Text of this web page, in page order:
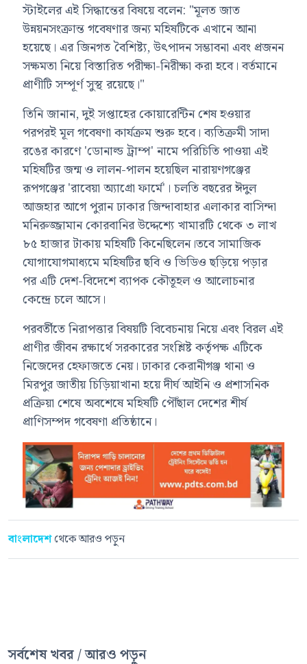
স্টাইলের এই সিদ্ধান্তের বিষয়ে বলেন: "মূলত জাত
উন্নয়নসংক্রান্ত গবেষণার জন্য মহিষটিকে এখানে আনা
হয়েছে। এর জিনগত বৈশিষ্ট্য, উৎপাদন সম্ভাবনা এবং প্রজনন
সক্ষমতা নিয়ে বিস্তারিত পরীক্ষা-নিরীক্ষা করা হবে। বর্তমানে
প্রাণীটি সম্পূর্ণ সুস্থ রয়েছে।"
তিনি জানান, দুই সপ্তাহের কোয়ারেন্টিন শেষ হওয়ার
পরপরই মূল গবেষণা কার্যক্রম শুরু হবে। ব্যতিক্রমী সাদা
রঙের কারণে 'ডোনাল্ড ট্রাম্প' নামে পরিচিতি পাওয়া এই
মহিষটির জন্ম ও লালন-পালন হয়েছিল নারায়ণগঞ্জের
রূপগঞ্জের 'রাবেয়া অ্যাগ্রো ফার্মে'। চলতি বছরের ঈদুল
আজহার আগে পুরান ঢাকার জিন্দাবাহার এলাকার বাসিন্দা
মনিরুজ্জামান কোরবানির উদ্দেশ্যে খামারটি থেকে ৩ লাখ
৮৫ হাজার টাকায় মহিষটি কিনেছিলেন।তবে সামাজিক
যোগাযোগমাধ্যমে মহিষটির ছবি ও ভিডিও ছড়িয়ে পড়ার
পর এটি দেশ-বিদেশে ব্যাপক কৌতূহল ও আলোচনার
কেন্দ্রে চলে আসে।
পরবর্তীতে নিরাপত্তার বিষয়টি বিবেচনায় নিয়ে এবং বিরল এই
প্রাণীর জীবন রক্ষার্থে সরকারের সংশ্লিষ্ট কর্তৃপক্ষ এটিকে
নিজেদের হেফাজতে নেয়। ঢাকার কেরানীগঞ্জ থানা ও
মিরপুর জাতীয় চিড়িয়াখানা হয়ে দীর্ঘ আইনি ও প্রশাসনিক
প্রক্রিয়া শেষে অবশেষে মহিষটি পৌঁছাল দেশের শীর্ষ
প্রাণিসম্পদ গবেষণা প্রতিষ্ঠানে।
বাংলাদেশথেকে আরও পড়ুন
সর্বশেষ খবর / আরও পড়ুন